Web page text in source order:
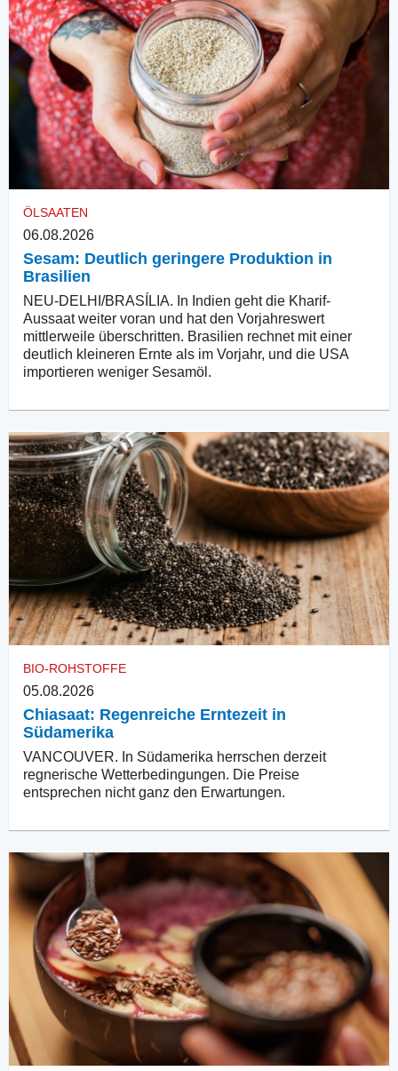
ÖLSAATEN
06.08.2026
Sesam: Deutlich geringere Produktion in
Brasilien
NEU-DELHI/BRASÍLIA. In Indien geht die Kharif-
Aussaat weiter voran und hat den Vorjahreswert
mittlerweile überschritten. Brasilien rechnet mit einer
deutlich kleineren Ernte als im Vorjahr, und die USA
importieren weniger Sesamöl.
BIO-ROHSTOFFE
05.08.2026
Chiasaat: Regenreiche Erntezeit in
Südamerika
VANCOUVER. In Südamerika herrschen derzeit
regnerische Wetterbedingungen. Die Preise
entsprechen nicht ganz den Erwartungen.